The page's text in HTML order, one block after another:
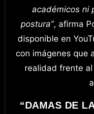
académicos ni
postura”, afirma
disponible en
con imágenes que
realidad frente
“DAMAS DE